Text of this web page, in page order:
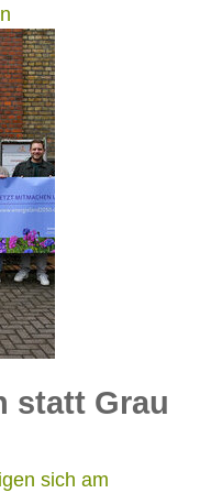
statt Grau
sich am